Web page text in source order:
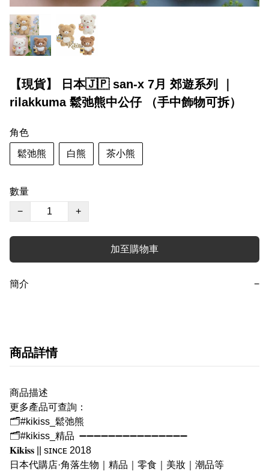
【現貨】 日本🇯🇵 san-x 7月 郊遊系列 ｜
rilakkuma 鬆弛熊中公仔 （手中飾物可拆）
角色
鬆弛熊 白熊 茶小熊
數量
−
+
加至購物車
簡介 −
商品詳情
商品描述
更多產品可查詢：
🗂#kikiss_鬆弛熊
🗂#kikiss_精品 ➖➖➖➖➖➖➖➖➖➖➖➖➖➖➖
𝐊𝐢𝐤𝐢𝐬𝐬 || sɪɴᴄᴇ 2018
日本代購店·角落生物｜精品｜零食｜美妝｜潮品等